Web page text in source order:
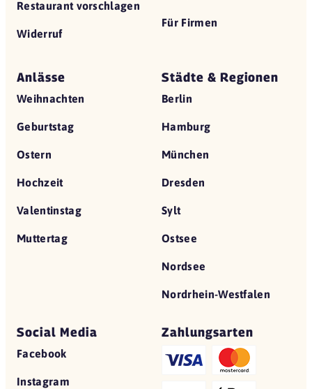
Restaurant vorschlagen
Widerruf
Für Firmen
Anlässe
Weihnachten
Geburtstag
Ostern
Hochzeit
Valentinstag
Muttertag
Städte & Regionen
Berlin
Hamburg
München
Dresden
Sylt
Ostsee
Nordsee
Nordrhein-Westfalen
Social Media
Facebook
Instagram
Zahlungsarten